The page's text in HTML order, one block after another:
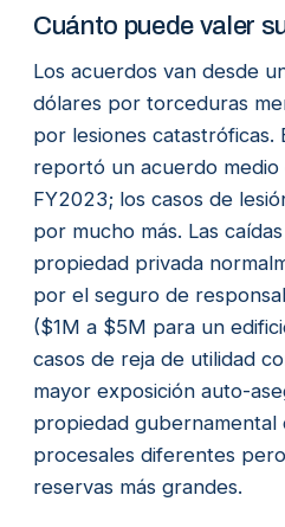
Cuánto puede valer
Los acuerdos van desde
dólares por torceduras
por lesiones catastróficas.
reportó un acuerdo
FY2023; los casos de
por mucho más. Las
propiedad privada
por el seguro de
($1M a $5M para un
casos de reja de utilidad
mayor exposición auto-
propiedad gubernamental
procesales diferentes
reservas más grandes.